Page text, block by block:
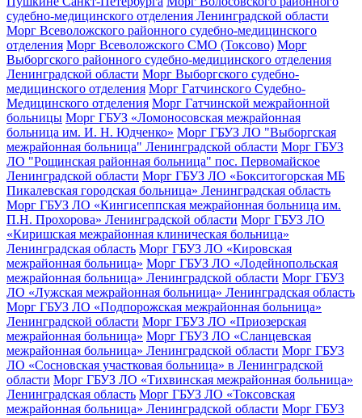
судебно-медицинского отделения Ленинградской области
Морг Всеволожского районного судебно-медицинского
отделения Морг Всеволожского СМО (Токсово) Морг
Выборгского районного судебно-медицинского отделения
Ленинградской области Морг Выборгского судебно-
медицинского отделения Морг Гатчинского Судебно-
Медицинского отделения Морг Гатчинской межрайонной
больницы Морг ГБУЗ «Ломоносовская межрайонная
больница им. И. Н. Юдченко» Морг ГБУЗ ЛО "Выборгская
межрайонная больница" Ленинградской области Морг ГБУЗ
ЛО "Рощинская районная больница" пос. Первомайское
Ленинградской области Морг ГБУЗ ЛО «Бокситогорская МБ
Пикалевская городская больница» Ленинградская область
Морг ГБУЗ ЛО «Кингисеппская межрайонная больница им.
П.Н. Прохорова» Ленинградской области Морг ГБУЗ ЛО
«Киришская межрайонная клиническая больница»
Ленинградская область Морг ГБУЗ ЛО «Кировская
межрайонная больница» Морг ГБУЗ ЛО «Лодейнопольская
межрайонная больница» Ленинградской области Морг ГБУЗ
ЛО «Лужская межрайонная больница» Ленинградская область
Морг ГБУЗ ЛО «Подпорожская межрайонная больница»
Ленинградской области Морг ГБУЗ ЛО «Приозерская
межрайонная больница» Морг ГБУЗ ЛО «Сланцевская
межрайонная больница» Ленинградской области Морг ГБУЗ
ЛО «Сосновская участковая больница» в Ленинградской
области Морг ГБУЗ ЛО «Тихвинская межрайонная больница»
Ленинградская область Морг ГБУЗ ЛО «Токсовская
межрайонная больница» Ленинградской области Морг ГБУЗ